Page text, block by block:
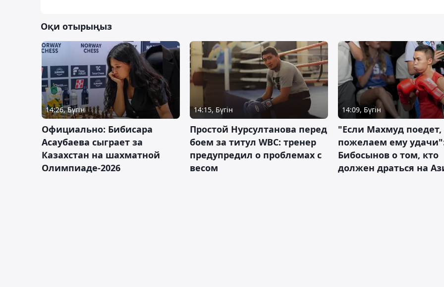
Оқи отырыңыз
14:26, Бүгін
Официально: Бибисара
Асаубаева сыграет за
Казахстан на шахматной
Олимпиаде-2026
14:15, Бүгін
Простой Нурсултанова перед
боем за титул WBC: тренер
предупредил о проблемах с
весом
14:09, Бүгін
"Если Махмуд
пожелаем ему
Бибосынов о том, кто
должен драться на